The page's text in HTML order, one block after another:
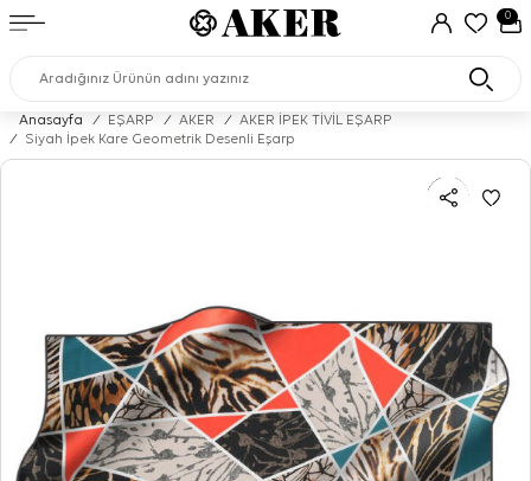
0
Anasayfa / EŞARP / AKER /
AKER İPEK TİVİL EŞARP
/
Siyah İpek Kare Geometrik Desenli Eşarp